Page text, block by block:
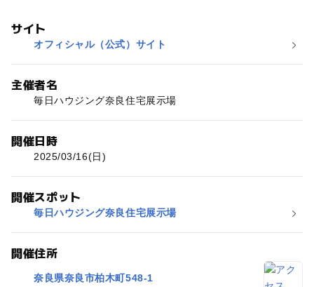
サイト
オフィシャル（公式）サイト
主催者名
毎日ハウジング奈良住宅展示場
開催日時
2025/03/16(日)
開催スポット
毎日ハウジング奈良住宅展示場
開催住所
奈良県奈良市柏木町548-1